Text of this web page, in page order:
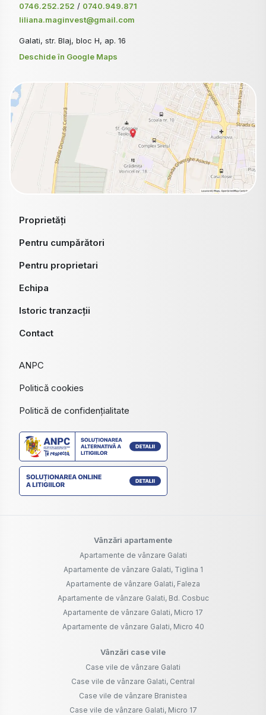
0746.252.252 / 0740.949.871
liliana.maginvest@gmail.com
Galati, str. Blaj, bloc H, ap. 16
Deschide în Google Maps
Proprietăți
Pentru cumpărători
Pentru proprietari
Echipa
Istoric tranzacții
Contact
ANPC
Politică cookies
Politică de confidențialitate
Vânzări apartamente
Apartamente de vânzare Galati
Apartamente de vânzare Galati, Tiglina 1
Apartamente de vânzare Galati, Faleza
Apartamente de vânzare Galati, Bd. Cosbuc
Apartamente de vânzare Galati, Micro 17
Apartamente de vânzare Galati, Micro 40
Vânzări case vile
Case vile de vânzare Galati
Case vile de vânzare Galati, Central
Case vile de vânzare Branistea
Case vile de vânzare Galati, Micro 17